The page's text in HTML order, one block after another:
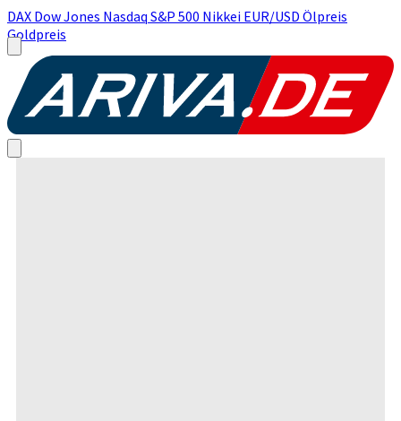
DAX Dow Jones Nasdaq S&P 500 Nikkei EUR/USD Ölpreis
Goldpreis